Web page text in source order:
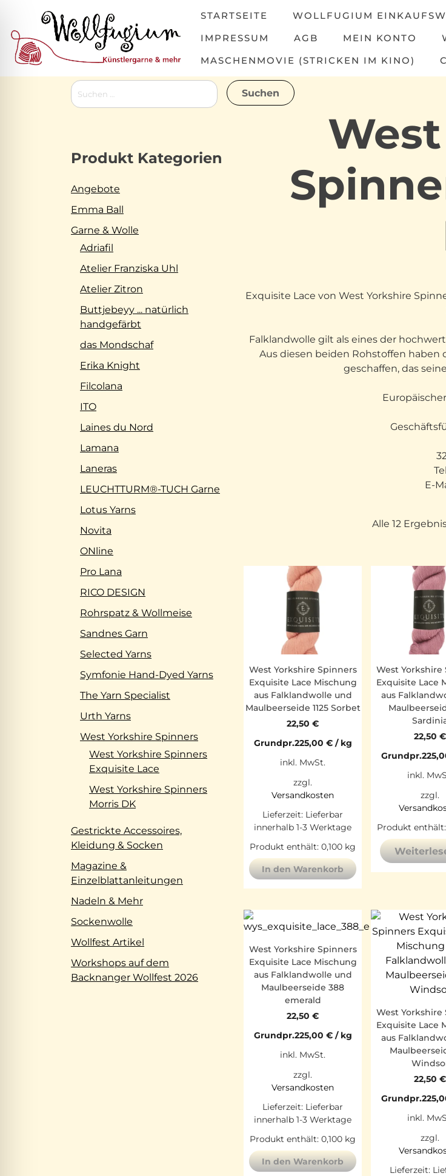
content
STARTSEITE WOLLFUGIUM
IMPRESSUM
AGB MEIN KONTO
MASCHENMOVIE (STRICKEN IM KINO)
Exquisite Lace von West Yorkshire
Falklandwolle gilt als eines der
Aus diesen beiden Rohstoffen haben
geschaffen, das
E-
Alle 12
West Yorkshire Spinners
Exquisite Lace Mischung
aus Falklandwolle und
Maulbeerseide 1125 Sorbet
22,50 €
Grundpr.225,00 €/ kg
inkl. MwSt.
zzgl.
Versandkosten
Lieferzeit: Lieferbar
innerhalb 1-3 Werktage
Produkt enthält: 0,100 kg
In den Warenkorb
West Yorkshire
Exquisite Lace
aus
22,50 €
Grundpr.
inkl.
zzgl.
Produkt enthält:
West Yorkshire Spinners
Exquisite Lace Mischung
aus Falklandwolle und
Maulbeerseide 388
emerald
22,50 €
Grundpr.225,00 €/ kg
inkl. MwSt.
zzgl.
Versandkosten
Lieferzeit: Lieferbar
innerhalb 1-3 Werktage
Produkt enthält: 0,100 kg
In den Warenkorb
West Yorkshire
Exquisite Lace
aus
22,50 €
Grundpr.
inkl.
zzgl.
Lieferzeit:
Suchen
nach:
Produkt Kategorien
Angebote
Emma Ball
Garne & Wolle
Adriafil
Atelier Franziska Uhl
Atelier Zitron
Buttjebeyy ... natürlich
handgefärbt
das Mondschaf
Erika Knight
Filcolana
ITO
Laines du Nord
Lamana
Laneras
LEUCHTTURM®-TUCH Garne
Lotus Yarns
Novita
ONline
Pro Lana
RICO DESIGN
Rohrspatz & Wollmeise
Sandnes Garn
Selected Yarns
Symfonie Hand-Dyed Yarns
The Yarn Specialist
Urth Yarns
West Yorkshire Spinners
West Yorkshire Spinners
Exquisite Lace
West Yorkshire Spinners
Morris DK
Gestrickte Accessoires,
Kleidung & Socken
Magazine &
Einzelblattanleitungen
Nadeln & Mehr
Sockenwolle
Wollfest Artikel
Workshops auf dem
Backnanger Wollfest 2026